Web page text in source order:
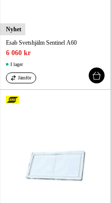
Nyhet
Esab Svetshjälm Sentinel A60
6 060 kr
I lager
Jämför